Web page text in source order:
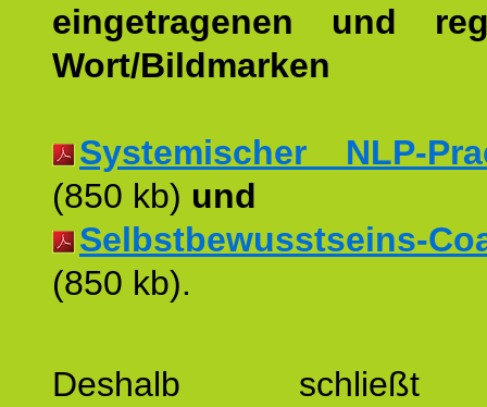
eingetragenen und
Wort/Bildmarken
Systemischer NLP-
(850 kb) und
Selbstbewusstseins-
(850 kb).
Deshalb schließt